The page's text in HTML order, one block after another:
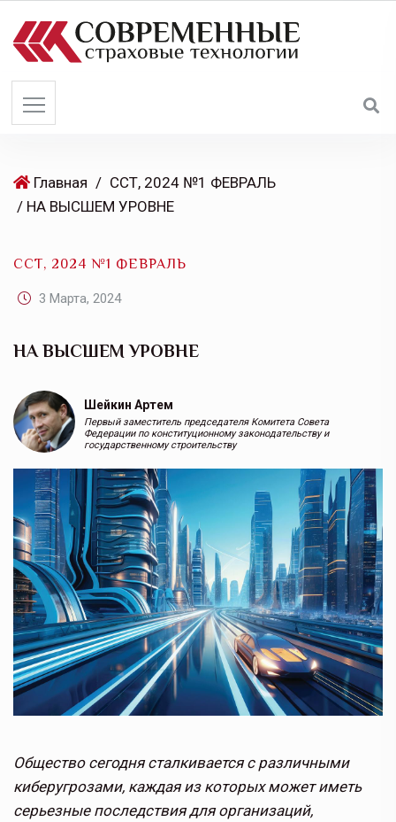
Главная / ССТ, 2024 №1 ФЕВРАЛЬ
/ НА ВЫСШЕМ УРОВНЕ
ССТ, 2024 №1 ФЕВРАЛЬ
3 Марта, 2024
НА ВЫСШЕМ УРОВНЕ
Шейкин Артем
Первый заместитель председателя Комитета Совета
Федерации по конституционному законодательству и
государственному строительству
Общество сегодня сталкивается с различными
киберугрозами, каждая из которых может иметь
серьезные последствия для организаций,